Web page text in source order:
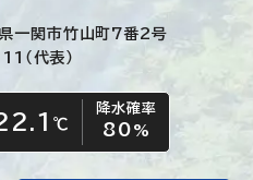
関市竹山町7番2号
（代表）
気
くもり
℃
降水確率
80 %